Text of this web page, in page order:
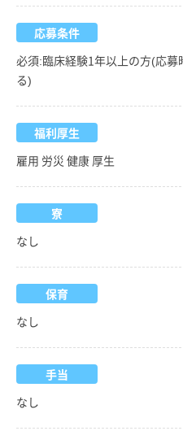
応募条件
必須:臨床経験1年以上の方(応
る)
福利厚生
雇用 労災 健康 厚生
寮
なし
保育
なし
手当
なし